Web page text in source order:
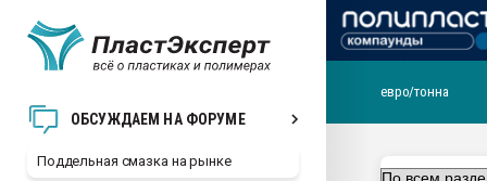
ОБСУЖДАЕМ НА ФОРУМЕ
Поддельная смазка на рынке
ближайшее
евро/тонна